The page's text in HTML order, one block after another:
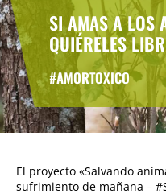
SI AMAS A LOS
QUIÉRELES
#AMORTOXICO
El proyecto «Salvando
sufrimiento de mañana –